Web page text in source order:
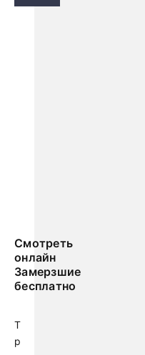
Смотреть
онлайн
Замерзшие
бесплатно
Т
р